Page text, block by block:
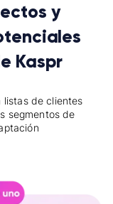
y
Kaspr
listas de clientes
segmentos de